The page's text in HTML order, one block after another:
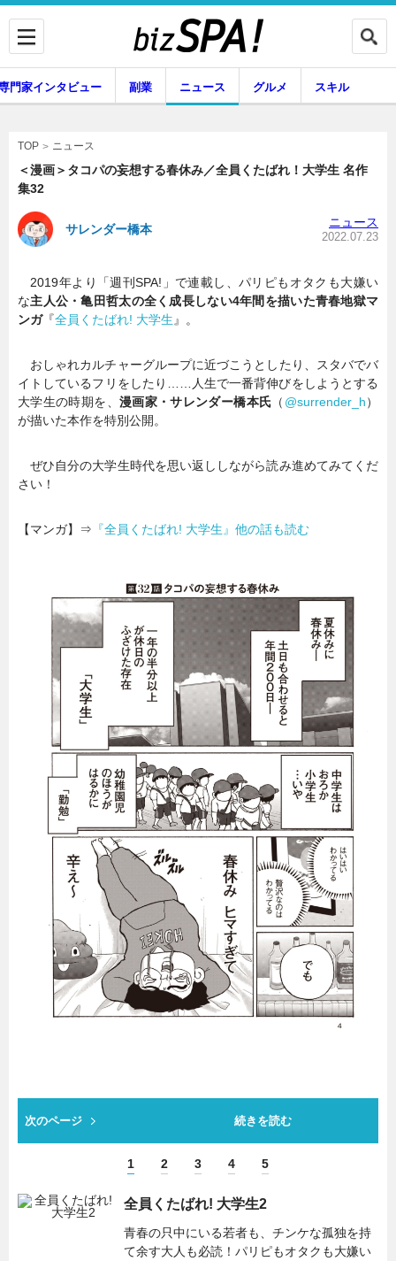
専門家インタビュー
副業 ニュース
グルメ スキル
暮らし
門家インタビュー 副業 ニュース グルメ スキル
TOP ニュース
＜漫画＞タコパの妄想する春休み／全員くたばれ！大学生 名作
集32
サレンダー橋本 ニュース
2022.07.23
2019年より「週刊SPA!」で連載し、パリピもオタクも大嫌い
な主人公・亀田哲太の全く成長しない4年間を描いた青春地獄マ
ンガ『全員くたばれ! 大学生 』。
おしゃれカルチャーグループに近づこうとしたり、スタバでバ
イトしているフリをしたり……人生で一番背伸びをしようとする
大学生の時期を、 漫画家・サレンダー橋本氏 （ @surrender_h）
が描いた本作を特別公開。
ぜひ自分の大学生時代を思い返ししながら読み進めてみてくだ
さい！
【マンガ】⇒ 『全員くたばれ! 大学生』他の話も読む
次のページ 続きを読む
1 2 3 4 5
全員くたばれ! 大学生2
青春の只中にいる若者も、チンケな孤独を持
て余す大人も必読！パリピもオタクも大嫌い